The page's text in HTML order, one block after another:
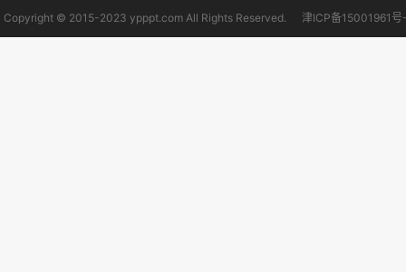
Copyright © 2015-2023 ypppt.com All Rights Reserved. 津ICP备15001961号